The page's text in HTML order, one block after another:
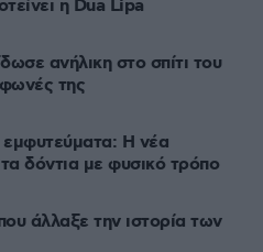
η Dua Lipa
ανήλικη στο σπίτι του
της
εμφυτεύματα: Η νέα
δόντια με φυσικό τρόπο
άλλαξε την ιστορία των